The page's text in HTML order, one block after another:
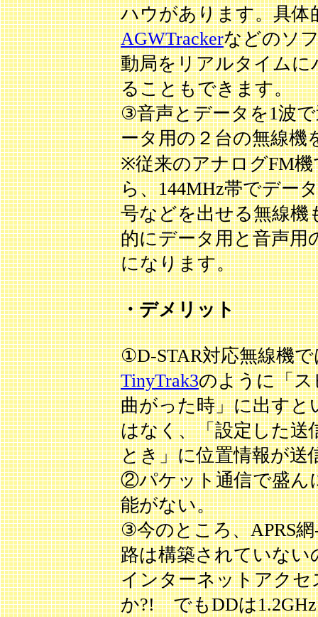
ハウがあります。具体
AGWTrackerなどのソ
動局をリアルタイム
ることもできます。
③音声とデータを1波
ータ用の２台の無線機
※従来のアナログFM機
ら、144MHz帯でデー
号などを出せる無線機
的にデータ用と音声用
になります。
・デメリット
①D-STAR対応無線機
TinyTrak3のように「
曲がった時」に出すと
はなく、「設定した送
とき」に位置情報が送
②パケット通信で盛ん
能がない。
③今のところ、APRS
路は構築されていない
インターネットアクセ
か?! でもDDは